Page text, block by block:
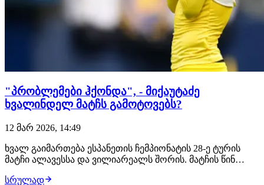
"პრობლემები ჰქონდა", - მიქაუტაძე
ხვალინდელ მატჩს გამოტოვებს?
12 მარ 2026, 14:49
ხვალ გაიმართება ესპანეთის ჩემპიონატის 28-ე ტურის
მატჩი ალავესსა და ვილიარეალს შორის. მატჩის წინ
მარსელინომ გააკეთა, რომელმაც მიქაუტაძის
სრულად